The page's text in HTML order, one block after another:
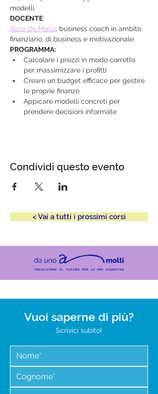
modelli.
DOCENTE:
Alice De Marzi, business coach in ambito
finanziario, di business e motivazionale.
PROGRAMMA:
Calcolare i prezzi in modo corretto
per massimizzare i profitti
Creare un budget efficace per gestire
le proprie finanze
Appicare modelli concreti per
prendere decisioni informate
Condividi questo evento
< Vai a tutti i prossimi corsi
Vuoi saperne di più?
Scrivici subito!